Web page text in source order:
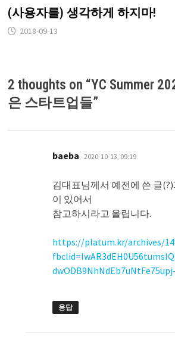
(사용자를) 생각하게 하지마!
2018-09-13
2 thoughts on “YC Summer
은 스타트업들”
baeba 댓
글:
2020-10-13, 09:19
김대표님께서 예전에 쓴 글
이 있어서
참고하시라고 올립니다.
https://platum.kr/archives/
응답